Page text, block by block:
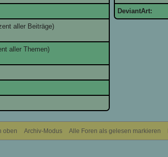
aller Beiträge)
aller Themen)
DeviantArt:
oben Archiv-Modus Alle Foren als gelesen markieren